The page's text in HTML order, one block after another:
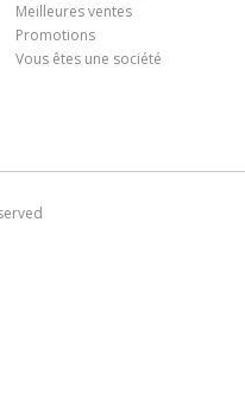
Meilleures ventes
Promotions
Vous êtes une société